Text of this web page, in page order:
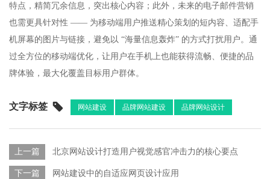
特点，精简冗余信息，突出核心内容；此外，未来的电子邮件营销
也需更具针对性 —— 为移动端用户推送精心策划的短内容、适配手
机屏幕的图片与链接，避免以 “海量信息轰炸” 的方式打扰用户。通
过全方位的移动端优化，让用户在手机上也能获得流畅、便捷的品
牌体验，最大化覆盖目标用户群体。​
文字标签 网站建设 品牌网站建设 品牌网站设计
上一篇 北京网站设计打造用户视觉感官冲击力的核心要点
下一篇 网站建设中的自适应网页设计应用